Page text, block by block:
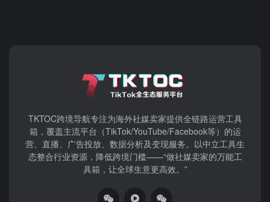
TKTOC跨境导航​专注为海外社媒卖家提供全链路运营工具
箱，覆盖主流平台（TikTok/YouTube/Facebook等）​的运
营、直播、广告投放、数据分析及变现服务。以中立工具生
态整合行业资源，降低跨境门槛——“做社媒卖家的万能工
具箱，让全球生意更高效。”